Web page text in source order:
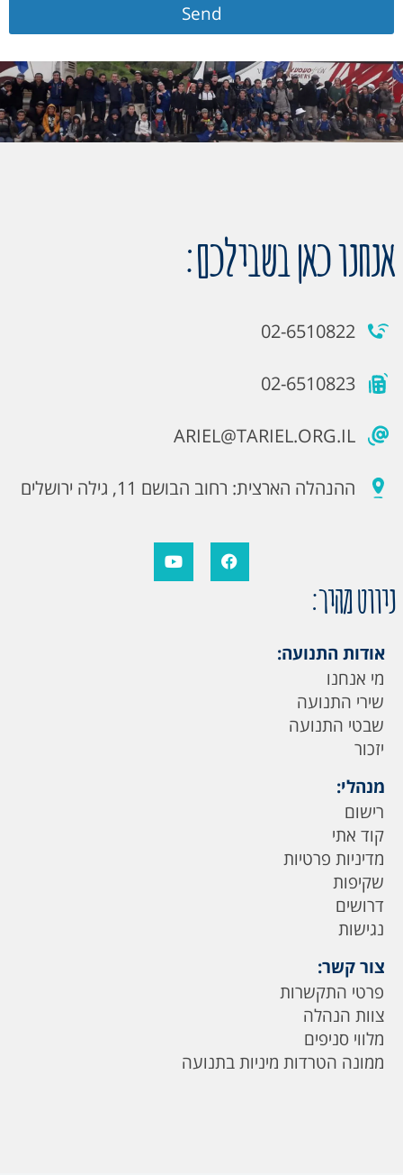
Send
אנחנו כאן בשבילכם:
02-6510822
02-6510823
ARIEL@TARIEL.ORG.IL
ההנהלה הארצית: רחוב הבושם 11, גילה ירושלים
ניווט מהיר:
אודות התנועה:
מי אנחנו
שירי התנועה
שבטי התנועה
יזכור
מנהלי:
רישום
קוד אתי
מדיניות פרטיות
שקיפות
דרושים
נגישות
צור קשר:
פרטי התקשרות
צוות הנהלה
מלווי סניפים
ממונה הטרדות מיניות בתנועה